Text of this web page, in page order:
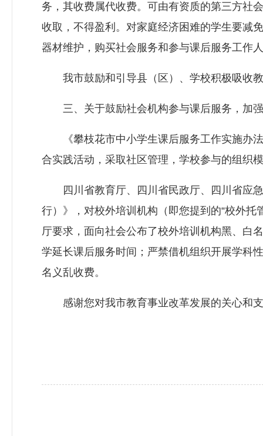
务，其收费属代收费。可由有资质的第三方社
收取，不得盈利。对家庭经济困难的学生要减
器材维护，购买社会服务和参与课后服务工作
我市鼓励和引导县（区）、学校积极吸收教
三、关于鼓励社会机构参与课后服务，加强
《攀枝花市中小学生课后服务工作实施办法
合实践活动，采取社区管理，学校参与的组织
四川省教育厅、四川省民政厅、四川省应急
行）》，对校外培训机构（即您提到的“校外
厅要求，面向社会公布了校外培训机构黑、白
学延长课后服务时间；严禁借机组织开展学科
名义乱收费。
感谢您对我市教育事业改革发展的关心和